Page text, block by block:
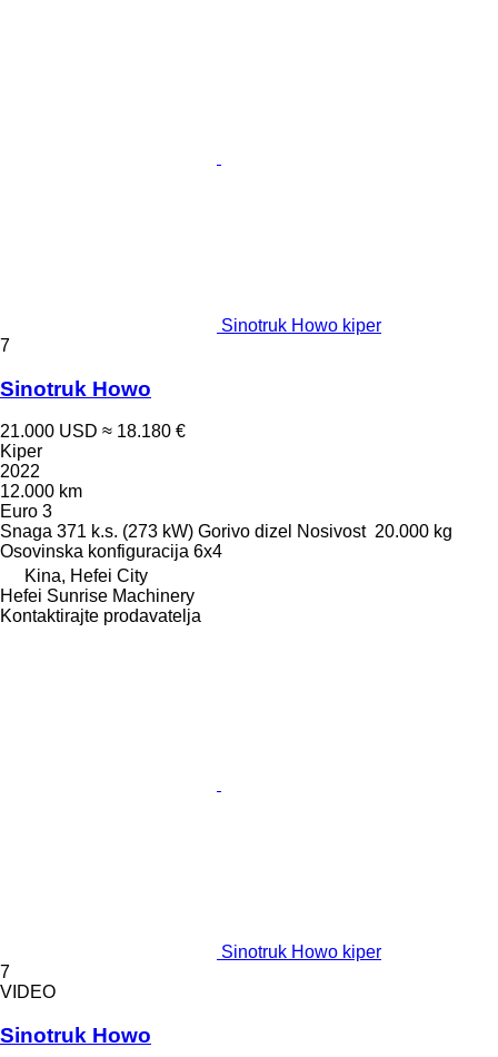
Sinotruk Howo kiper
7
Sinotruk Howo
21.000 USD ≈ 18.180 €
Kiper
2022
12.000 km
Euro 3
Snaga 371 k.s. (273 kW) Gorivo dizel Nosivost 20.000 kg
Osovinska konfiguracija 6x4
Kina, Hefei City
Hefei Sunrise Machinery
Kontaktirajte prodavatelja
Sinotruk Howo kiper
7
VIDEO
Sinotruk Howo